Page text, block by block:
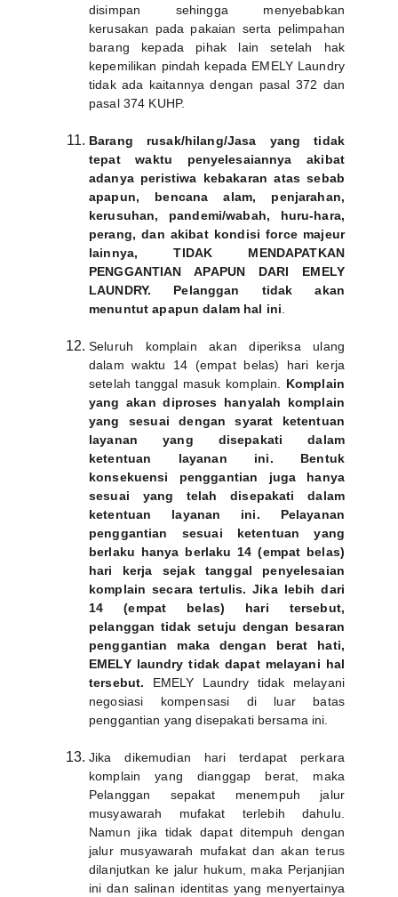
disimpan sehingga menyebabkan
kerusakan pada pakaian serta pelimpahan
barang kepada pihak lain setelah hak
kepemilikan pindah kepada EMELY Laundry
tidak ada kaitannya dengan pasal 372 dan
pasal 374 KUHP.
Barang rusak/hilang/Jasa yang tidak
tepat waktu penyelesaiannya akibat
adanya peristiwa kebakaran atas sebab
apapun, bencana alam, penjarahan,
kerusuhan, pandemi/wabah, huru-hara,
perang, dan akibat kondisi force majeur
lainnya, TIDAK MENDAPATKAN
PENGGANTIAN APAPUN DARI EMELY
LAUNDRY. Pelanggan tidak akan
menuntut apapun dalam hal ini
Seluruh komplain akan diperiksa ulang
dalam waktu 14 (empat belas) hari kerja
setelah tanggal masuk komplain. Komplain
yang akan diproses hanyalah komplain
yang sesuai dengan syarat ketentuan
layanan yang disepakati dalam
ketentuan layanan ini. Bentuk
konsekuensi penggantian juga hanya
sesuai yang telah disepakati dalam
ketentuan layanan ini. Pelayanan
penggantian sesuai ketentuan yang
berlaku hanya berlaku 14 (empat belas)
hari kerja sejak tanggal penyelesaian
komplain secara tertulis. Jika lebih dari
14 (empat belas) hari tersebut,
pelanggan tidak setuju dengan besaran
penggantian maka dengan berat hati,
EMELY laundry tidak dapat melayani hal
tersebut. EMELY Laundry tidak melayani
negosiasi kompensasi di luar batas
penggantian yang disepakati bersama ini.
Jika dikemudian hari terdapat perkara
komplain yang dianggap berat, maka
Pelanggan sepakat menempuh jalur
musyawarah mufakat terlebih dahulu.
Namun jika tidak dapat ditempuh dengan
jalur musyawarah mufakat dan akan terus
dilanjutkan ke jalur hukum, maka Perjanjian
ini dan salinan identitas yang menyertainya